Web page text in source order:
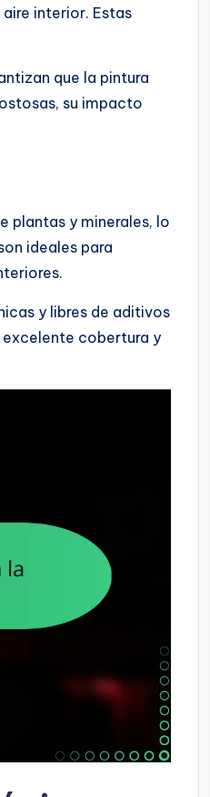
interior. Estas
que la pintura
su impacto
plantas y minerales, lo
ideales para
y libres de aditivos
excelente cobertura y